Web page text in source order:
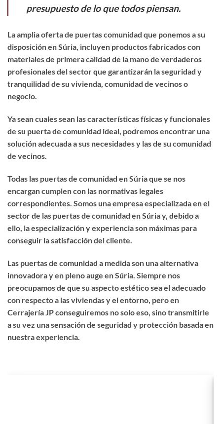
presupuesto de lo que todos piensan.
La amplia oferta de puertas comunidad que ponemos a su
disposición en Súria, incluyen productos fabricados con
materiales de primera calidad de la mano de verdaderos
profesionales del sector que garantizarán la seguridad y
tranquilidad de su vivienda, comunidad de vecinos o
negocio.
Ya sean cuales sean las características físicas y funcionales
de su puerta de comunidad ideal, podremos encontrar una
solución adecuada a sus necesidades y las de su comunidad
de vecinos.
Todas las puertas de comunidad en Súria que se nos
encargan cumplen con las normativas legales
correspondientes. Somos una empresa especializada en el
sector de las puertas de comunidad en Súria y, debido a
ello, la especialización y experiencia son máximas para
conseguir la satisfacción del cliente.
Las puertas de comunidad a medida son una alternativa
innovadora y en pleno auge en Súria. Siempre nos
preocupamos de que su aspecto estético sea el adecuado
con respecto a las viviendas y el entorno, pero en
Cerrajería JP conseguiremos no solo eso, sino transmitirle
a su vez una sensación de seguridad y protección basada en
nuestra experiencia.